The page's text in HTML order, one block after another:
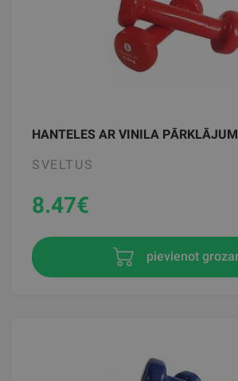
HANTELES AR VINILA
SVELTUS
8.47€
pievienot